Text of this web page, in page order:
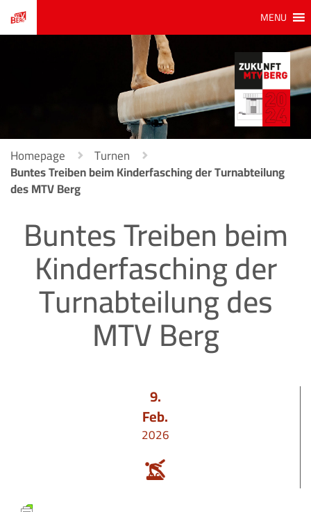
MENU
Homepage Turnen
Buntes Treiben beim Kinderfasching der Turnabteilung
des MTV Berg
Buntes Treiben beim
Kinderfasching der
Turnabteilung des
MTV Berg
9.
Feb.
2026